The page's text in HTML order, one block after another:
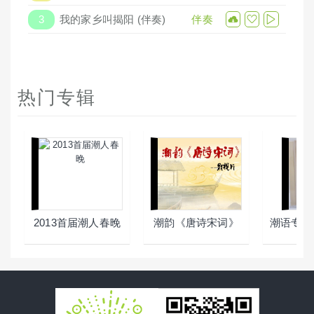
3 我的家乡叫揭阳 (伴奏) 伴奏
热门专辑
2013首届潮人春晚 潮韵《唐诗宋词》 潮语专